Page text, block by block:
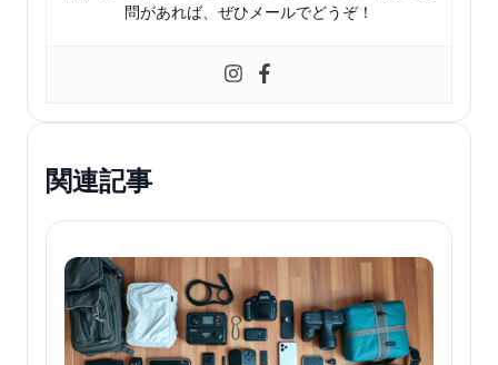
問があれば、ぜひメールでどうぞ！
関連記事